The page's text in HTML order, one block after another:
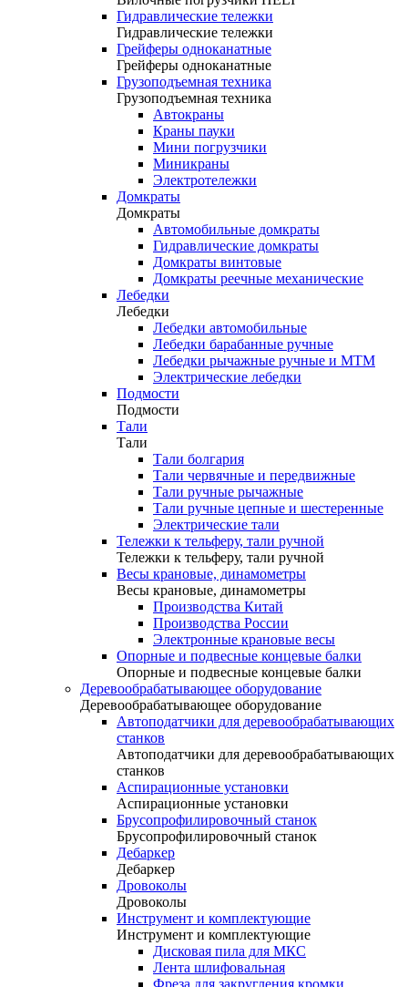
Гидравлические тележки
Гидравлические тележки
Грейферы одноканатные
Грейферы одноканатные
Грузоподъемная техника
Грузоподъемная техника
Автокраны
Краны пауки
Мини погрузчики
Миникраны
Электротележки
Домкраты
Домкраты
Автомобильные домкраты
Гидравлические домкраты
Домкраты винтовые
Домкраты реечные механические
Лебедки
Лебедки
Лебедки автомобильные
Лебедки барабанные ручные
Лебедки рычажные ручные и МТМ
Электрические лебедки
Подмости
Подмости
Тали
Тали
Тали болгария
Тали червячные и передвижные
Тали ручные рычажные
Тали ручные цепные и шестеренные
Электрические тали
Тележки к тельферу, тали ручной
Тележки к тельферу, тали ручной
Весы крановые, динамометры
Весы крановые, динамометры
Производства Китай
Производства России
Электронные крановые весы
Опорные и подвесные концевые балки
Опорные и подвесные концевые балки
Деревообрабатывающее оборудование
Деревообрабатывающее оборудование
Автоподатчики для деревообрабатывающих
станков
Автоподатчики для деревообрабатывающих
станков
Аспирационные установки
Аспирационные установки
Брусопрофилировочный станок
Брусопрофилировочный станок
Дебаркер
Дебаркер
Дровоколы
Дровоколы
Инструмент и комплектующие
Инструмент и комплектующие
Дисковая пила для МКС
Лента шлифовальная
Фреза для закругления кромки